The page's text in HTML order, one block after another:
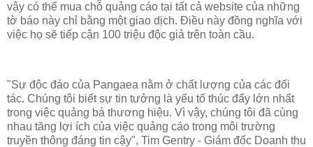
vậy có thể mua chỗ quảng cáo tại tất cả website của những
tờ báo này chỉ bằng một giao dịch. Điều này đồng nghĩa với
việc họ sẽ tiếp cận 100 triệu độc giả trên toàn cầu.
"Sự độc đáo của Pangaea nằm ở chất lượng của các đối
tác. Chúng tôi biết sự tin tưởng là yếu tố thúc đẩy lớn nhất
trong việc quảng bá thương hiệu. Vì vậy, chúng tôi đã cùng
nhau tăng lợi ích của việc quảng cáo trong môi trường
truyền thông đáng tin cậy", Tim Gentry - Giám đốc Doanh thu